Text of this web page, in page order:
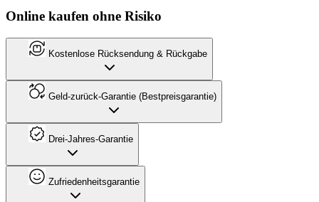
Online kaufen ohne Risiko
Kostenlose Rücksendung & Rückgabe
Geld-zurück-Garantie (Bestpreisgarantie)
Drei-Jahres-Garantie
Zufriedenheitsgarantie